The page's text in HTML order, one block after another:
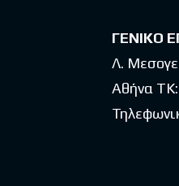
ΓΕΝΙΚΟ
Λ.
Αθήνα